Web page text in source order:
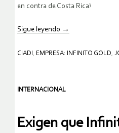
en contra de Costa Rica!
Sigue leyendo →
CIADI , EMPRESA: INFINITO GOLD,
INTERNACIONAL
Exigen que